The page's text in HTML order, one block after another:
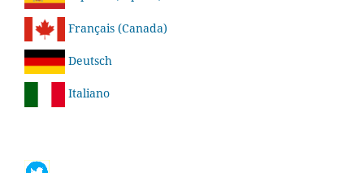
Français (Canada)
Deutsch
Italiano